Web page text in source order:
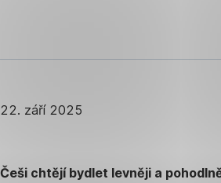
22. září 2025
Češi chtějí bydlet levněji a